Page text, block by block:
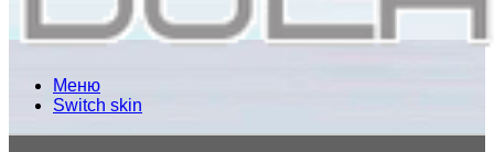
Меню
Switch skin